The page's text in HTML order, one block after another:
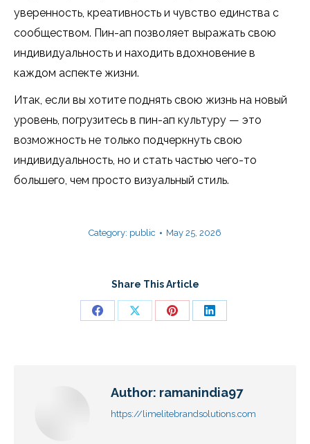
уверенность, креативность и чувство единства с
сообществом. Пин-ап позволяет выражать свою
индивидуальность и находить вдохновение в
каждом аспекте жизни.
Итак, если вы хотите поднять свою жизнь на новый
уровень, погрузитесь в пин-ап культуру — это
возможность не только подчеркнуть свою
индивидуальность, но и стать частью чего-то
большего, чем просто визуальный стиль.
Category: public May 25, 2026
Share This Article
Author: ramanindia97
https://limelitebrandsolutions.com